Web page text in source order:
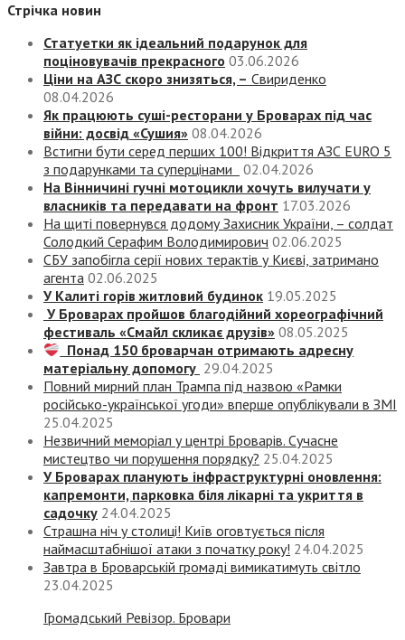
Стрічка новин
Статуетки як ідеальний подарунок для
поціновувачів прекрасного 03.06.2026
Ціни на АЗС скоро знизяться, – Свириденко
08.04.2026
Як працюють суші-ресторани у Броварах під час
війни: досвід «Сушия» 08.04.2026
Встигни бути серед перших 100! Відкриття АЗС EURO 5
з подарунками та суперцінами
02.04.2026
На Вінничині гучні мотоцикли хочуть вилучати у
власників та передавати на фронт 17.03.2026
На щиті повернувся додому Захисник України, – солдат
Солодкий Серафим Володимирович 02.06.2025
СБУ запобігла серії нових терактів у Києві, затримано
агента 02.06.2025
У Калиті горів житловий будинок 19.05.2025
У Броварах пройшов благодійний хореографічний
фестиваль «Смайл скликає друзів» 08.05.2025
Понад 150 броварчан отримають адресну
матеріальну допомогу 29.04.2025
Повний мирний план Трампа під назвою «‎Рамки
російсько-української угоди» вперше опублікували в ЗМІ
25.04.2025
Незвичний меморіал у центрі Броварів. Сучасне
мистецтво чи порушення порядку? 25.04.2025
У Броварах планують інфраструктурні оновлення:
капремонти, парковка біля лікарні та укриття в
садочку 24.04.2025
Страшна ніч у столиці! Київ оговтується після
наймасштабнішої атаки з початку року! 24.04.2025
Завтра в Броварській громаді вимикатимуть світло
23.04.2025
Громадський Ревізор. Бровари